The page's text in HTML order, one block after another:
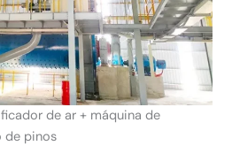
de ar + máquina de
de pinos